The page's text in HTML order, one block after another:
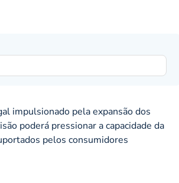
impulsionado pela expansão dos
poderá pressionar a capacidade da
pelos consumidores